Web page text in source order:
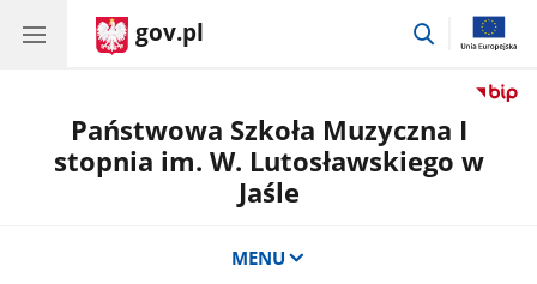
gov.pl
przejdź
Państwowa Szkoła Muzyczna I
stopnia im. W. Lutosławskiego w
Jaśle
MENU